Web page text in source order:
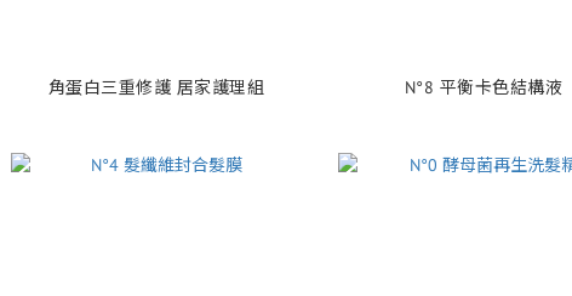
角蛋白三重修護 居家護理組 N°8 平衡卡色結構液